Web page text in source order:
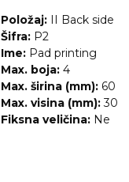
Položaj: II Back side
Šifra: P2
Ime: Pad printing
Max. boja: 4
Max. širina (mm): 60
Max. visina (mm): 30
Fiksna veličina: Ne